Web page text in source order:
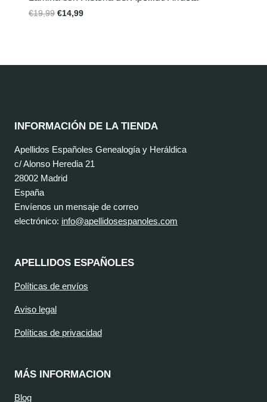
€19,99 €14,99
INFORMACIÓN DE LA TIENDA
Apellidos Españoles Genealogía y Heráldica
c/ Alonso Heredia 21
28002 Madrid
España
Envíenos un mensaje de correo
electrónico: info@apellidosespanoles.com
APELLIDOS ESPAÑOLES
Políticas de envíos
Aviso legal
Políticas de privacidad
MÁS INFORMACION
Blog